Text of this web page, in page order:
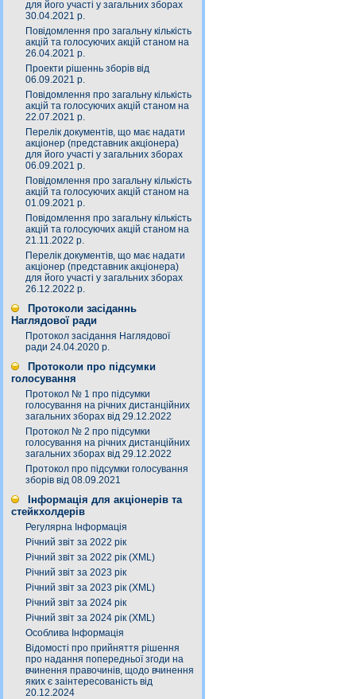
для його участі у загальних зборах
30.04.2021 р.
Повідомлення про загальну кількість
акцій та голосуючих акцій станом на
26.04.2021 р.
Проекти рішеннь зборів від
06.09.2021 р.
Повідомлення про загальну кількість
акцій та голосуючих акцій станом на
22.07.2021 р.
Перелік документів, що має надати
акціонер (представник акціонера)
для його участі у загальних зборах
06.09.2021 р.
Повідомлення про загальну кількість
акцій та голосуючих акцій станом на
01.09.2021 р.
Повідомлення про загальну кількість
акцій та голосуючих акцій станом на
21.11.2022 р.
Перелік документів, що має надати
акціонер (представник акціонера)
для його участі у загальних зборах
26.12.2022 р.
Протоколи засіданнь
Наглядової ради
Протокол засідання Наглядової
ради 24.04.2020 р.
Протоколи про підсумки
голосування
Протокол № 1 про підсумки
голосування на річних дистанційних
загальних зборах від 29.12.2022
Протокол № 2 про підсумки
голосування на річних дистанційних
загальних зборах від 29.12.2022
Протокол про підсумки голосування
зборів від 08.09.2021
Інформація для акціонерів та
стейкхолдерів
Регулярна Інформація
Річний звіт за 2022 рік
Річний звіт за 2022 рік (XML)
Річний звіт за 2023 рік
Річний звіт за 2023 рік (XML)
Річний звіт за 2024 рік
Річний звіт за 2024 рік (XML)
Особлива Інформація
Відомості про прийняття рішення
про надання попередньої згоди на
вчинення правочинів, щодо вчинення
яких є заінтересованість від
20.12.2024